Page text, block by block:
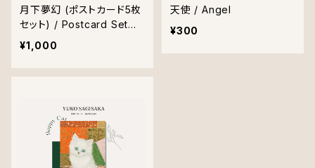
月下夢幻 (ポストカード5枚
セット) / Postcard Set
“Moonlight Dream”
¥1,000
天使 / Angel
¥300